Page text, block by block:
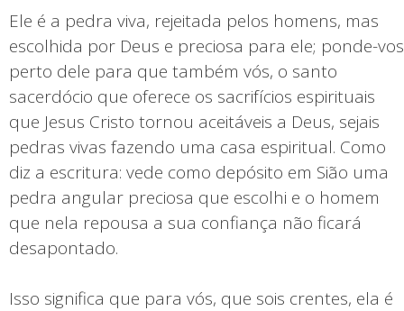
Ele é a pedra viva, rejeitada pelos homens, mas
escolhida por Deus e preciosa para ele; ponde-vos
perto dele para que também vós, o santo
sacerdócio que oferece os sacrifícios espirituais
que Jesus Cristo tornou aceitáveis a Deus, sejais
pedras vivas fazendo uma casa espiritual. Como
diz a escritura: vede como depósito em Sião uma
pedra angular preciosa que escolhi e o homem
que nela repousa a sua confiança não ficará
desapontado.
Isso significa que para vós, que sois crentes, ela é